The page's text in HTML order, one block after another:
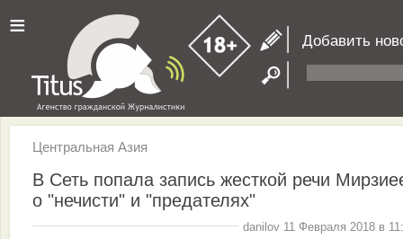
≡ Добавить
Центральная Азия
В Сеть попала запись жесткой речи
о "нечисти" и "предателях"
danilov 11 Февраля 2018 в